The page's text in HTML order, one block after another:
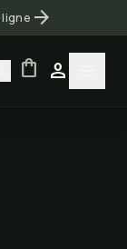
ligne arrow_forward
shopping_bag person